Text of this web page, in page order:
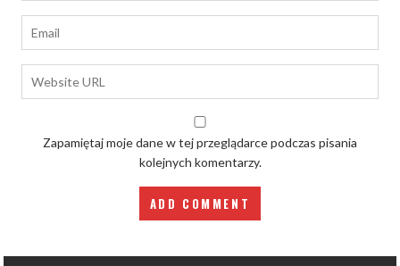
Zapamiętaj moje dane w tej przeglądarce podczas pisania
kolejnych komentarzy.